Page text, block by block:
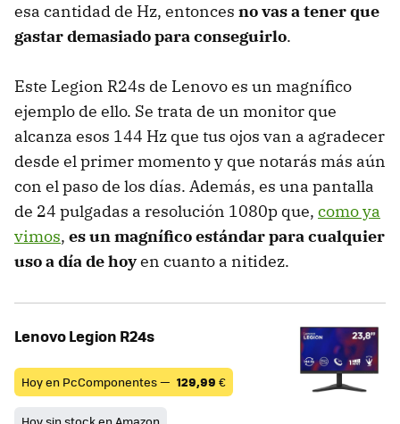
esa cantidad de Hz, entonces no vas a tener que
gastar demasiado para conseguirlo.
Este Legion R24s de Lenovo es un magnífico
ejemplo de ello. Se trata de un monitor que
alcanza esos 144 Hz que tus ojos van a agradecer
desde el primer momento y que notarás más aún
con el paso de los días. Además, es una pantalla
de 24 pulgadas a resolución 1080p que, como ya
vimos, es un magnífico estándar para cualquier
uso a día de hoyen cuanto a nitidez.
Lenovo Legion R24s
Hoy en PcComponentes — 129,99 €